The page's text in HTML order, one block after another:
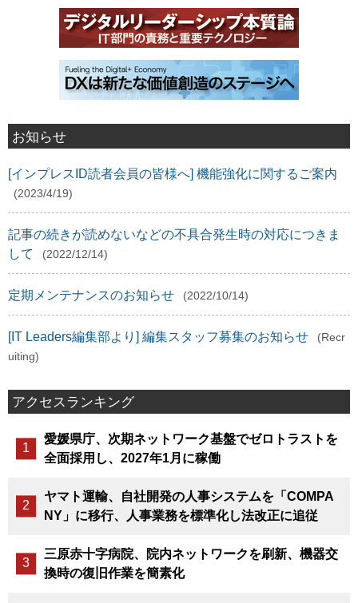
お知らせ
[インプレスID読者会員の皆様へ] 機能強化に関するご案内
(2023/4/19)
記事の続きが読めないなどの不具合発生時の対応につきま
して
(2022/12/14)
定期メンテナンスのお知らせ (2022/10/14)
[IT Leaders編集部より] 編集スタッフ募集のお知らせ
(Recr
uiting)
アクセスランキング
愛媛県庁、次期ネットワーク基盤でゼロトラストを
全面採用し、2027年1月に稼働
ヤマト運輸、自社開発の人事システムを「COMPA
NY」に移行、人事業務を標準化し法改正に追従
三原赤十字病院、院内ネットワークを刷新、機器交
換時の復旧作業を簡素化